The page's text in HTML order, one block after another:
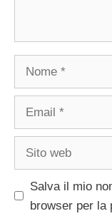
Salva il mio
browser per la